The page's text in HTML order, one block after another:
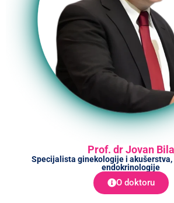
Prof. dr Jovan Bila
Specijalista ginekologije i
endokrinologije
O doktoru